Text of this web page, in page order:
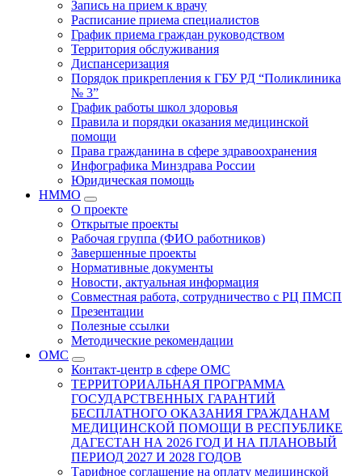
Запись на прием к врачу
Расписание приема специалистов
График приема граждан руководством
Территория обслуживания
Диспансеризация
Порядок прикрепления к ГБУ РД “Поликлиника
№ 3”
График работы школ здоровья
Правила и порядки оказания медицинской
помощи
Права гражданина в сфере здравоохранения
Инфографика Минздрава России
Юридическая помощь
НММО
О проекте
Открытые проекты
Рабочая группа (ФИО работников)
Завершенные проекты
Нормативные документы
Новости, актуальная информация
Совместная работа, сотрудничество с РЦ ПМСП
Презентации
Полезные ссылки
Методические рекомендации
ОМС
Контакт-центр в сфере ОМС
ТЕРРИТОРИАЛЬНАЯ ПРОГРАММА
ГОСУДАРСТВЕННЫХ ГАРАНТИЙ
БЕСПЛАТНОГО ОКАЗАНИЯ ГРАЖДАНАМ
МЕДИЦИНСКОЙ ПОМОЩИ В РЕСПУБЛИКЕ
ДАГЕСТАН НА 2026 ГОД И НА ПЛАНОВЫЙ
ПЕРИОД 2027 И 2028 ГОДОВ
Тарифное соглашение на оплату медицинской